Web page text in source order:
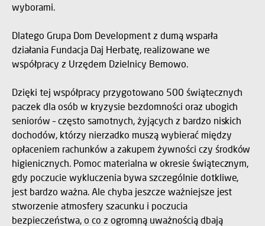
wyborami.
Dlatego Grupa Dom Development z dumą wsparła
działania Fundacja Daj Herbatę, realizowane we
współpracy z Urzędem Dzielnicy Bemowo.
Dzięki tej współpracy przygotowano 500 świątecznych
paczek dla osób w kryzysie bezdomności oraz ubogich
seniorów – często samotnych, żyjących z bardzo niskich
dochodów, którzy nierzadko muszą wybierać między
opłaceniem rachunków a zakupem żywności czy środków
higienicznych. Pomoc materialna w okresie świątecznym,
gdy poczucie wykluczenia bywa szczególnie dotkliwe,
jest bardzo ważna. Ale chyba jeszcze ważniejsze jest
stworzenie atmosfery szacunku i poczucia
bezpieczeństwa, o co z ogromną uważnością dbają